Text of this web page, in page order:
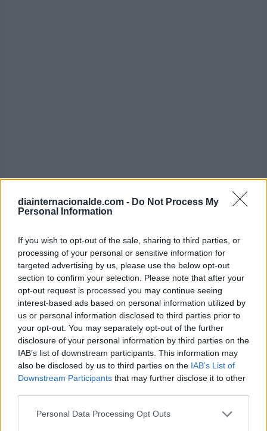
diainternacionalde.com - Do Not Process My
Personal Information
If you wish to opt-out of the sale, sharing to third parties, or
processing of your personal or sensitive information for
targeted advertising by us, please use the below opt-out
section to confirm your selection. Please note that after your
opt-out request is processed you may continue seeing
interest-based ads based on personal information utilized by
us or personal information disclosed to third parties prior to
your opt-out. You may separately opt-out of the further
disclosure of your personal information by third parties on the
IAB’s list of downstream participants. This information may
also be disclosed by us to third parties on the IAB’s List of
Downstream Participants that may further disclose it to other
Personal Data Processing Opt Outs
El autismo es un trastorno del desarrollo, no es
una enfermedad mental.
que los niños tienen cinco veces más
probabilidades de padecer este trastorno que
las niñas.
El autismo se presenta de manera distinta en
cada persona que lo padece. Es por ello que se
denomina "espectro autista".
No existe un estudio o test específico para
diagnosticar esta condición. Generalmente es
detectado por los rasgos de comportamiento
Según cifras emitidas en el año 2019 por la